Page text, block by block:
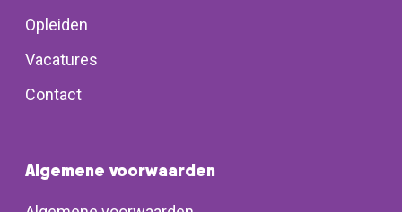
Opleiden
Vacatures
Contact
Algemene voorwaarden